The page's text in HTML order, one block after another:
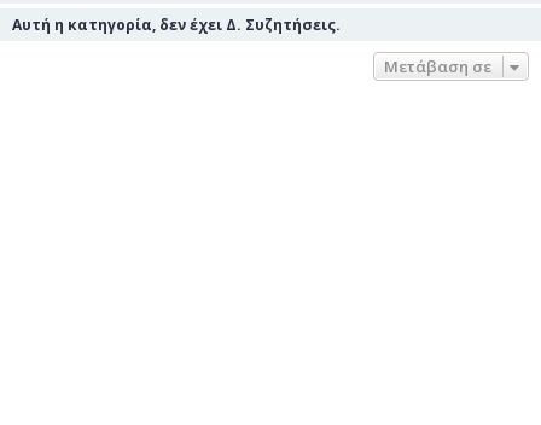
Αυτή η κατηγορία, δεν έχει Δ. Συζητήσεις.
Μετάβαση σε